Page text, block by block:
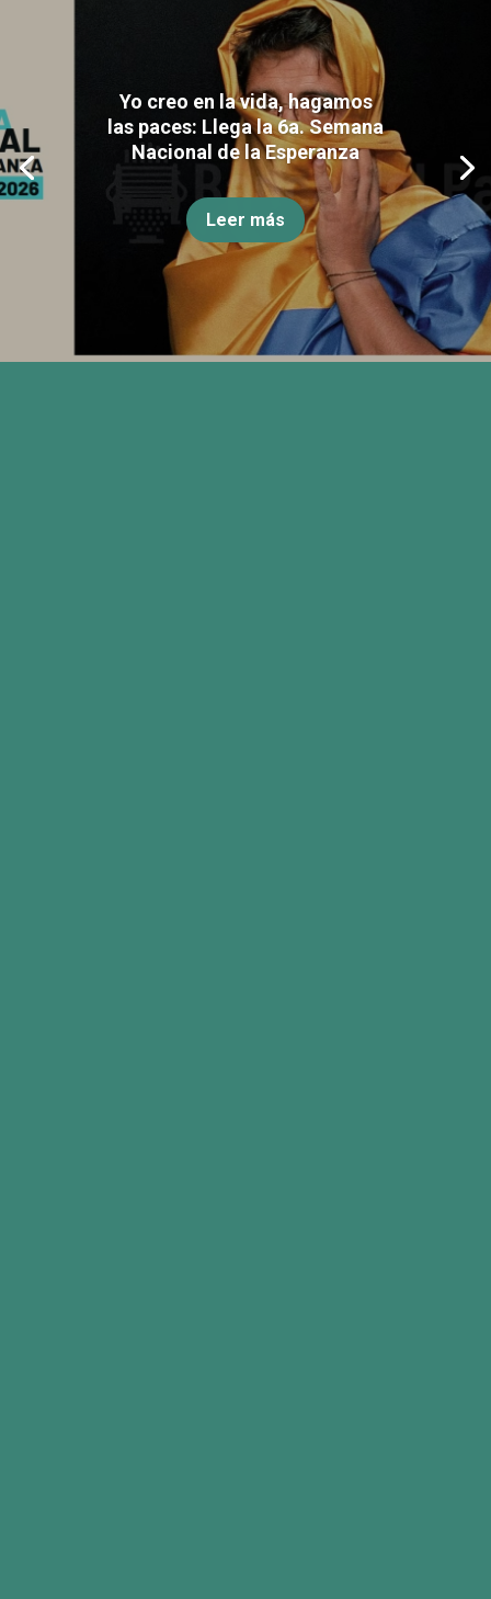
Yo creo en la vida, hagamos
las paces: Llega la 6a. Semana
Nacional de la Esperanza
Leer más